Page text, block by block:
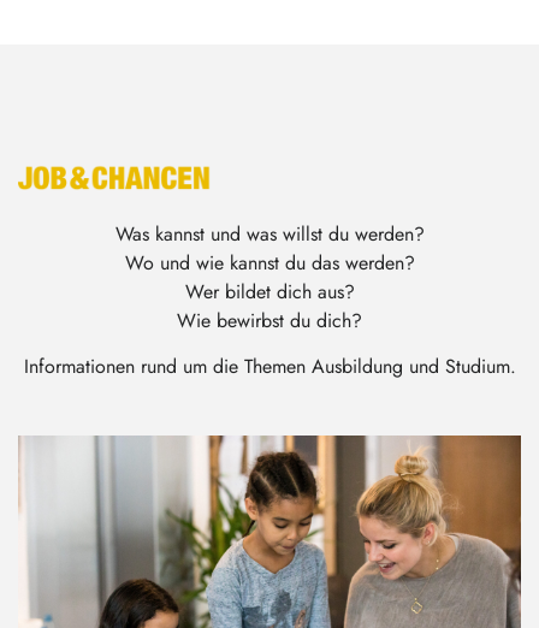
Was kannst und was willst du werden?
Wo und wie kannst du das werden?
Wer bildet dich aus?
Wie bewirbst du dich?
Informationen rund um die Themen Ausbildung und Studium.